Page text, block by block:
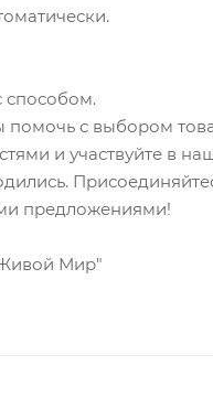
способом.
с выбором
и участвуйте в
предложениями!
Мир"